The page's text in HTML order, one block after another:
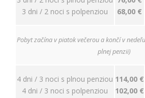
3 dni / 2 noci s polpenziou
68,00 €
Pobyt začína v piatok večerou a končí v
plnej penzii)
4 dni / 3 noci s plnou penziou
4 dni / 3 noci s polpenziou
114,00 €
102,00 €
nám